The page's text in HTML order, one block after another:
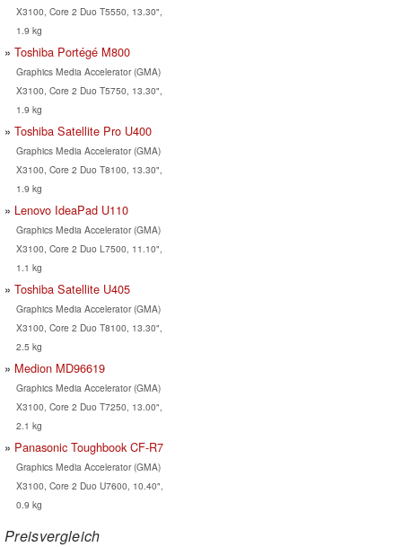
X3100, Core 2 Duo T5550, 13.30",
1.9 kg
Toshiba Portégé M800
Graphics Media Accelerator (GMA)
X3100, Core 2 Duo T5750, 13.30",
1.9 kg
Toshiba Satellite Pro U400
Graphics Media Accelerator (GMA)
X3100, Core 2 Duo T8100, 13.30",
1.9 kg
Lenovo IdeaPad U110
Graphics Media Accelerator (GMA)
X3100, Core 2 Duo L7500, 11.10",
1.1 kg
Toshiba Satellite U405
Graphics Media Accelerator (GMA)
X3100, Core 2 Duo T8100, 13.30",
2.5 kg
Medion MD96619
Graphics Media Accelerator (GMA)
X3100, Core 2 Duo T7250, 13.00",
2.1 kg
Panasonic Toughbook CF-R7
Graphics Media Accelerator (GMA)
X3100, Core 2 Duo U7600, 10.40",
0.9 kg
Preisvergleich